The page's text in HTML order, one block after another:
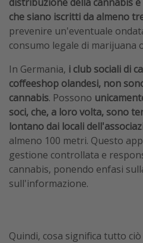
che siano iscritti da almeno
prevenire un'eventuale
consumo legale di marijuana
In Germania, i club sociali di
coffeeshop olandesi, non
cannabis. Possono
soci, che, a loro volta, sono
lontano dai locali
almeno 100 metri. Questo
gestione controllata e
cannabis, ponendo enfasi
sull'informazione.
Quindi, cosa significa tutto